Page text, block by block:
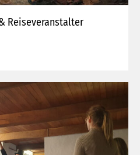
Reiseveranstalter